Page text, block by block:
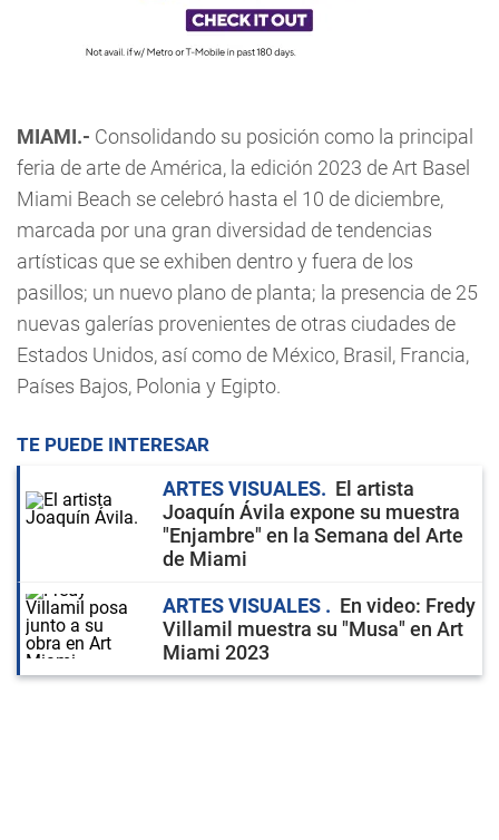
MIAMI.- Consolidando su posición como la principal
feria de arte de América, la edición 2023 de Art Basel
Miami Beach se celebró hasta el 10 de diciembre,
marcada por una gran diversidad de tendencias
artísticas que se exhiben dentro y fuera de los
pasillos; un nuevo plano de planta; la presencia de 25
nuevas galerías provenientes de otras ciudades de
Estados Unidos, así como de México, Brasil, Francia,
Países Bajos, Polonia y Egipto.
TE PUEDE INTERESAR
ARTES VISUALES
El artista
Joaquín Ávila expone su muestra
"Enjambre" en la Semana del Arte
de Miami
ARTES VISUALES
En video: Fredy
Villamil muestra su "Musa" en Art
Miami 2023